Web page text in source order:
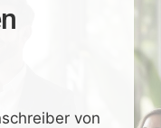
von